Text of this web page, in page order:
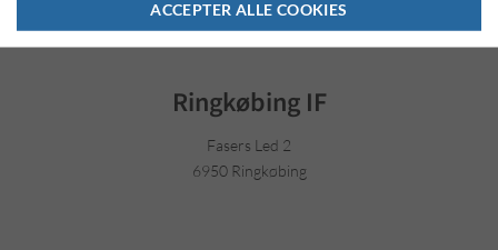
Ringkøbing IF
Fasers Led 2
6950 Ringkøbing
ACCEPTER ALLE COOKIES